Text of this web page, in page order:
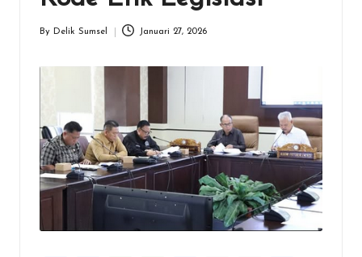
By Delik Sumsel Januari 27, 2026